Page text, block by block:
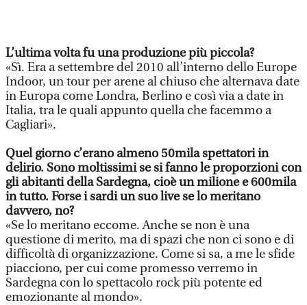
L’ultima volta fu una produzione più piccola?
«Sì. Era a settembre del 2010 all’interno dello Europe
Indoor, un tour per arene al chiuso che alternava date
in Europa come Londra, Berlino e così via a date in
Italia, tra le quali appunto quella che facemmo a
Cagliari».
Quel giorno c’erano almeno 50mila spettatori in
delirio. Sono moltissimi se si fanno le proporzioni con
gli abitanti della Sardegna, cioè un milione e 600mila
in tutto. Forse i sardi un suo live se lo meritano
davvero, no?
«Se lo meritano eccome. Anche se non è una
questione di merito, ma di spazi che non ci sono e di
difficoltà di organizzazione. Come si sa, a me le sfide
piacciono, per cui come promesso verremo in
Sardegna con lo spettacolo rock più potente ed
emozionante al mondo».